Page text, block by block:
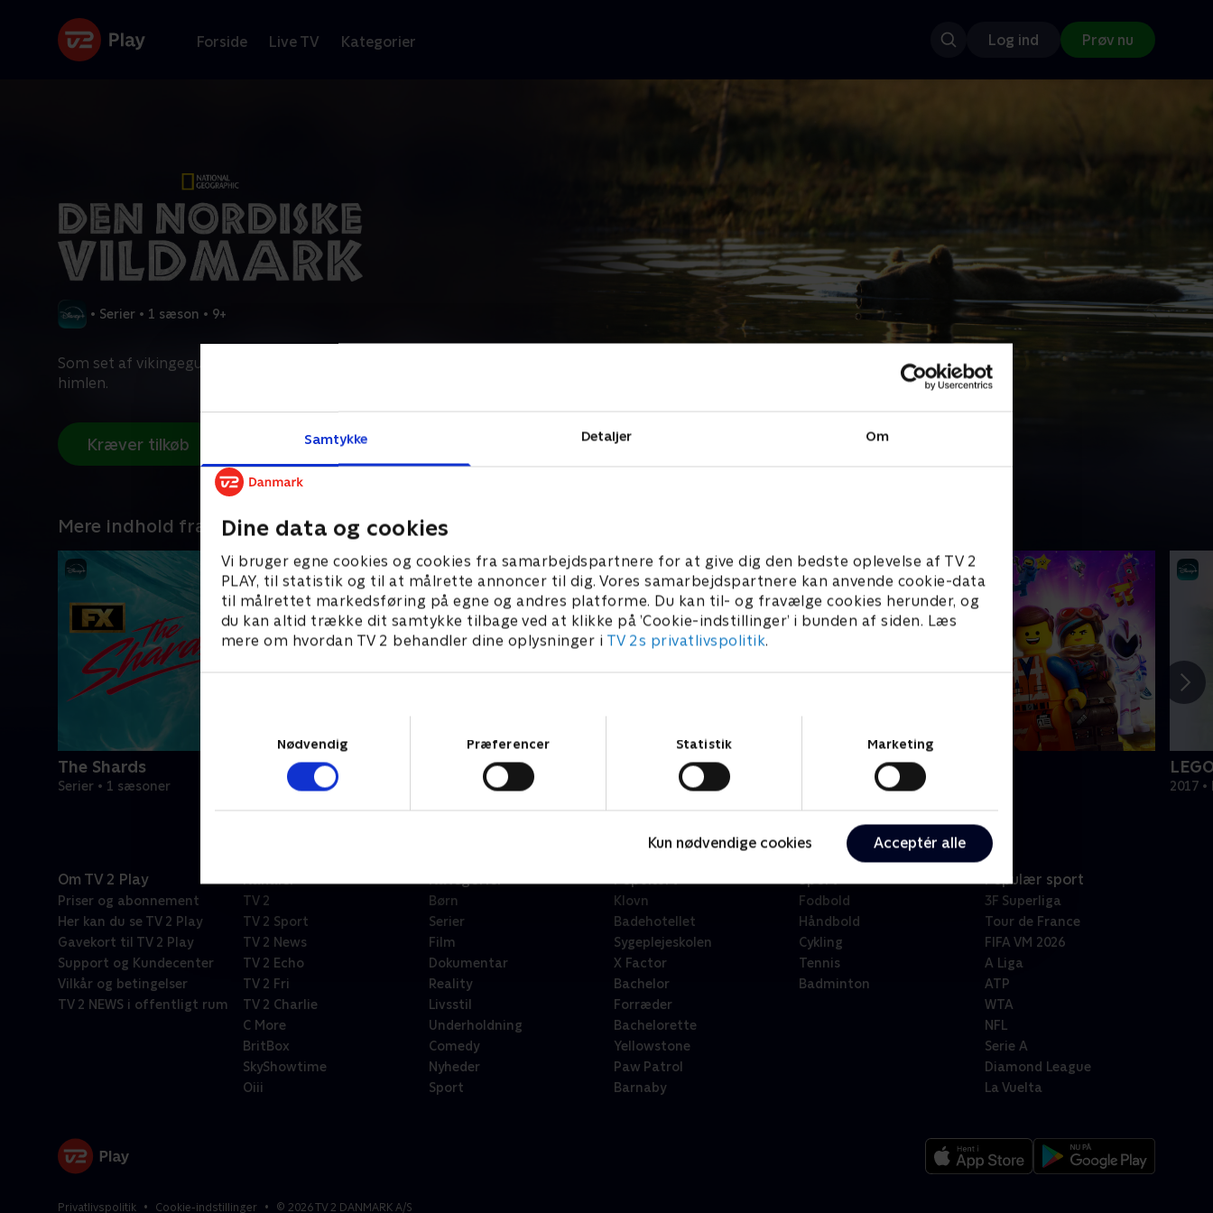
Samtykke Detaljer Om
Dine data og cookies
Vi bruger egne cookies og cookies fra samarbejdspartnere for at give dig den bedste oplevelse af TV 2
PLAY, til statistik og til at målrette annoncer til dig. Vores samarbejdspartnere kan anvende cookie-data
til målrettet markedsføring på egne og andres platforme. Du kan til- og fravælge cookies herunder, og
du kan altid trække dit samtykke tilbage ved at klikke på ’Cookie-indstillinger’ i bunden af siden. Læs
mere om hvordan TV 2 behandler dine oplysninger i TV 2s privatlivspolitik.
Nødvendig
Præferencer Statistik Marketing
Kun nødvendige cookies Acceptér alle
Forside Live TV Kategorier Log ind Prøv nu
• Serier • 1 sæson • 9+
Som set af vikingeguderne afsløres Norge, Sverige of Finland fra
himlen.
Kræver tilkøb
Mere indhold fra Disney+
The Shards
Serier • 1 sæsoner
Star Wars: Visions Presents - The Ninth Jedi
Serier • 1 sæsoner
LEGO filmen 2
2019 • Film • 1 t. 47 min 2017
Om TV 2 Play
Priser og abonnement
Her kan du se TV 2 Play
Gavekort til TV 2 Play
Support og Kundecenter
Vilkår og betingelser
TV 2 NEWS i offentligt rum
Kanaler
TV 2
TV 2 Sport
TV 2 News
TV 2 Echo
TV 2 Fri
TV 2 Charlie
C More
BritBox
SkyShowtime
Oiii
Kategorier
Børn
Serier
Film
Dokumentar
Reality
Livsstil
Underholdning
Comedy
Nyheder
Sport
Populært
Klovn
Badehotellet
Sygeplejeskolen
X Factor
Bachelor
Forræder
Bachelorette
Yellowstone
Paw Patrol
Barnaby
Sport
Fodbold
Håndbold
Cykling
Tennis
Badminton
Populær sport
3F Superliga
Tour de France
FIFA VM 2026
A Liga
ATP
WTA
NFL
Serie A
Diamond League
La Vuelta
Privatlivspolitik Cookie-indstillinger © 2026TV 2 DANMARK A/S